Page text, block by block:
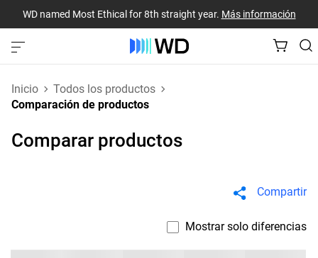
WD named Most Ethical for 8th straight year. Más información
Inicio
Todos los productos
Comparación de productos
Comparar productos
Compartir
Mostrar solo diferencias